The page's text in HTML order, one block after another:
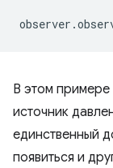
observer .
В этом примере
источник
единственный
появиться и